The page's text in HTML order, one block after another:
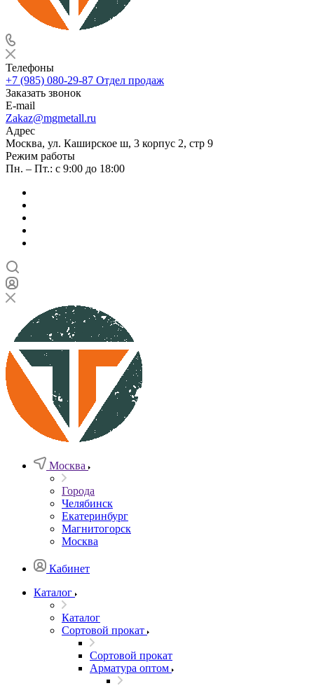
Телефоны
+7 (985) 080-29-87 Отдел продаж
Заказать звонок
E-mail
Zakaz@mgmetall.ru
Адрес
Москва, ул. Каширское ш, 3 корпус 2, стр 9
Режим работы
Пн. – Пт.: с 9:00 до 18:00
Москва
Города
Челябинск
Екатеринбург
Магнитогорск
Москва
Кабинет
Каталог
Каталог
Сортовой прокат
Сортовой прокат
Арматура оптом